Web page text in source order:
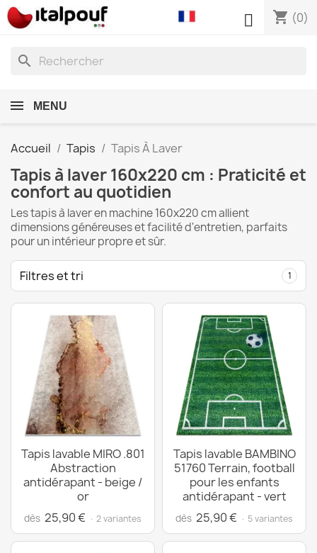
shopping_cart (0)

search
MENU
Accueil Tapis Tapis À Laver
Tapis à laver 160x220 cm : Praticité et
confort au quotidien
Les tapis à laver en machine 160x220 cm allient
dimensions généreuses et facilité d'entretien, parfaits
pour un intérieur propre et sûr.
Filtres et tri 1
Tapis lavable MIRO .801
Abstraction
antidérapant - beige /
or
dès 25,90 € · 2 variantes
Tapis lavable BAMBINO
51760 Terrain, football
pour les enfants
antidérapant - vert
dès 25,90 € · 5 variantes